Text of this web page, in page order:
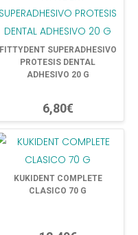
FITTYDENT SUPERADHESIVO
PROTESIS DENTAL
ADHESIVO 20 G
6,80€
KUKIDENT COMPLETE
CLASICO 70 G